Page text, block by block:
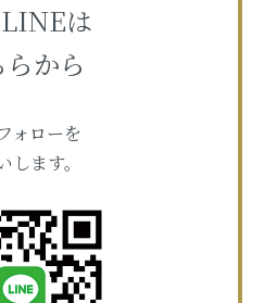
は
らから
ォローを
します。